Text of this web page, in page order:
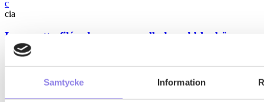
Samtycke Information
c
cia
Lammytterfilé och couscoussallad med bl a bönor,
pumpa och libanesisk vildgurka samt tahinisås
och det är något vi gillar mycket.…